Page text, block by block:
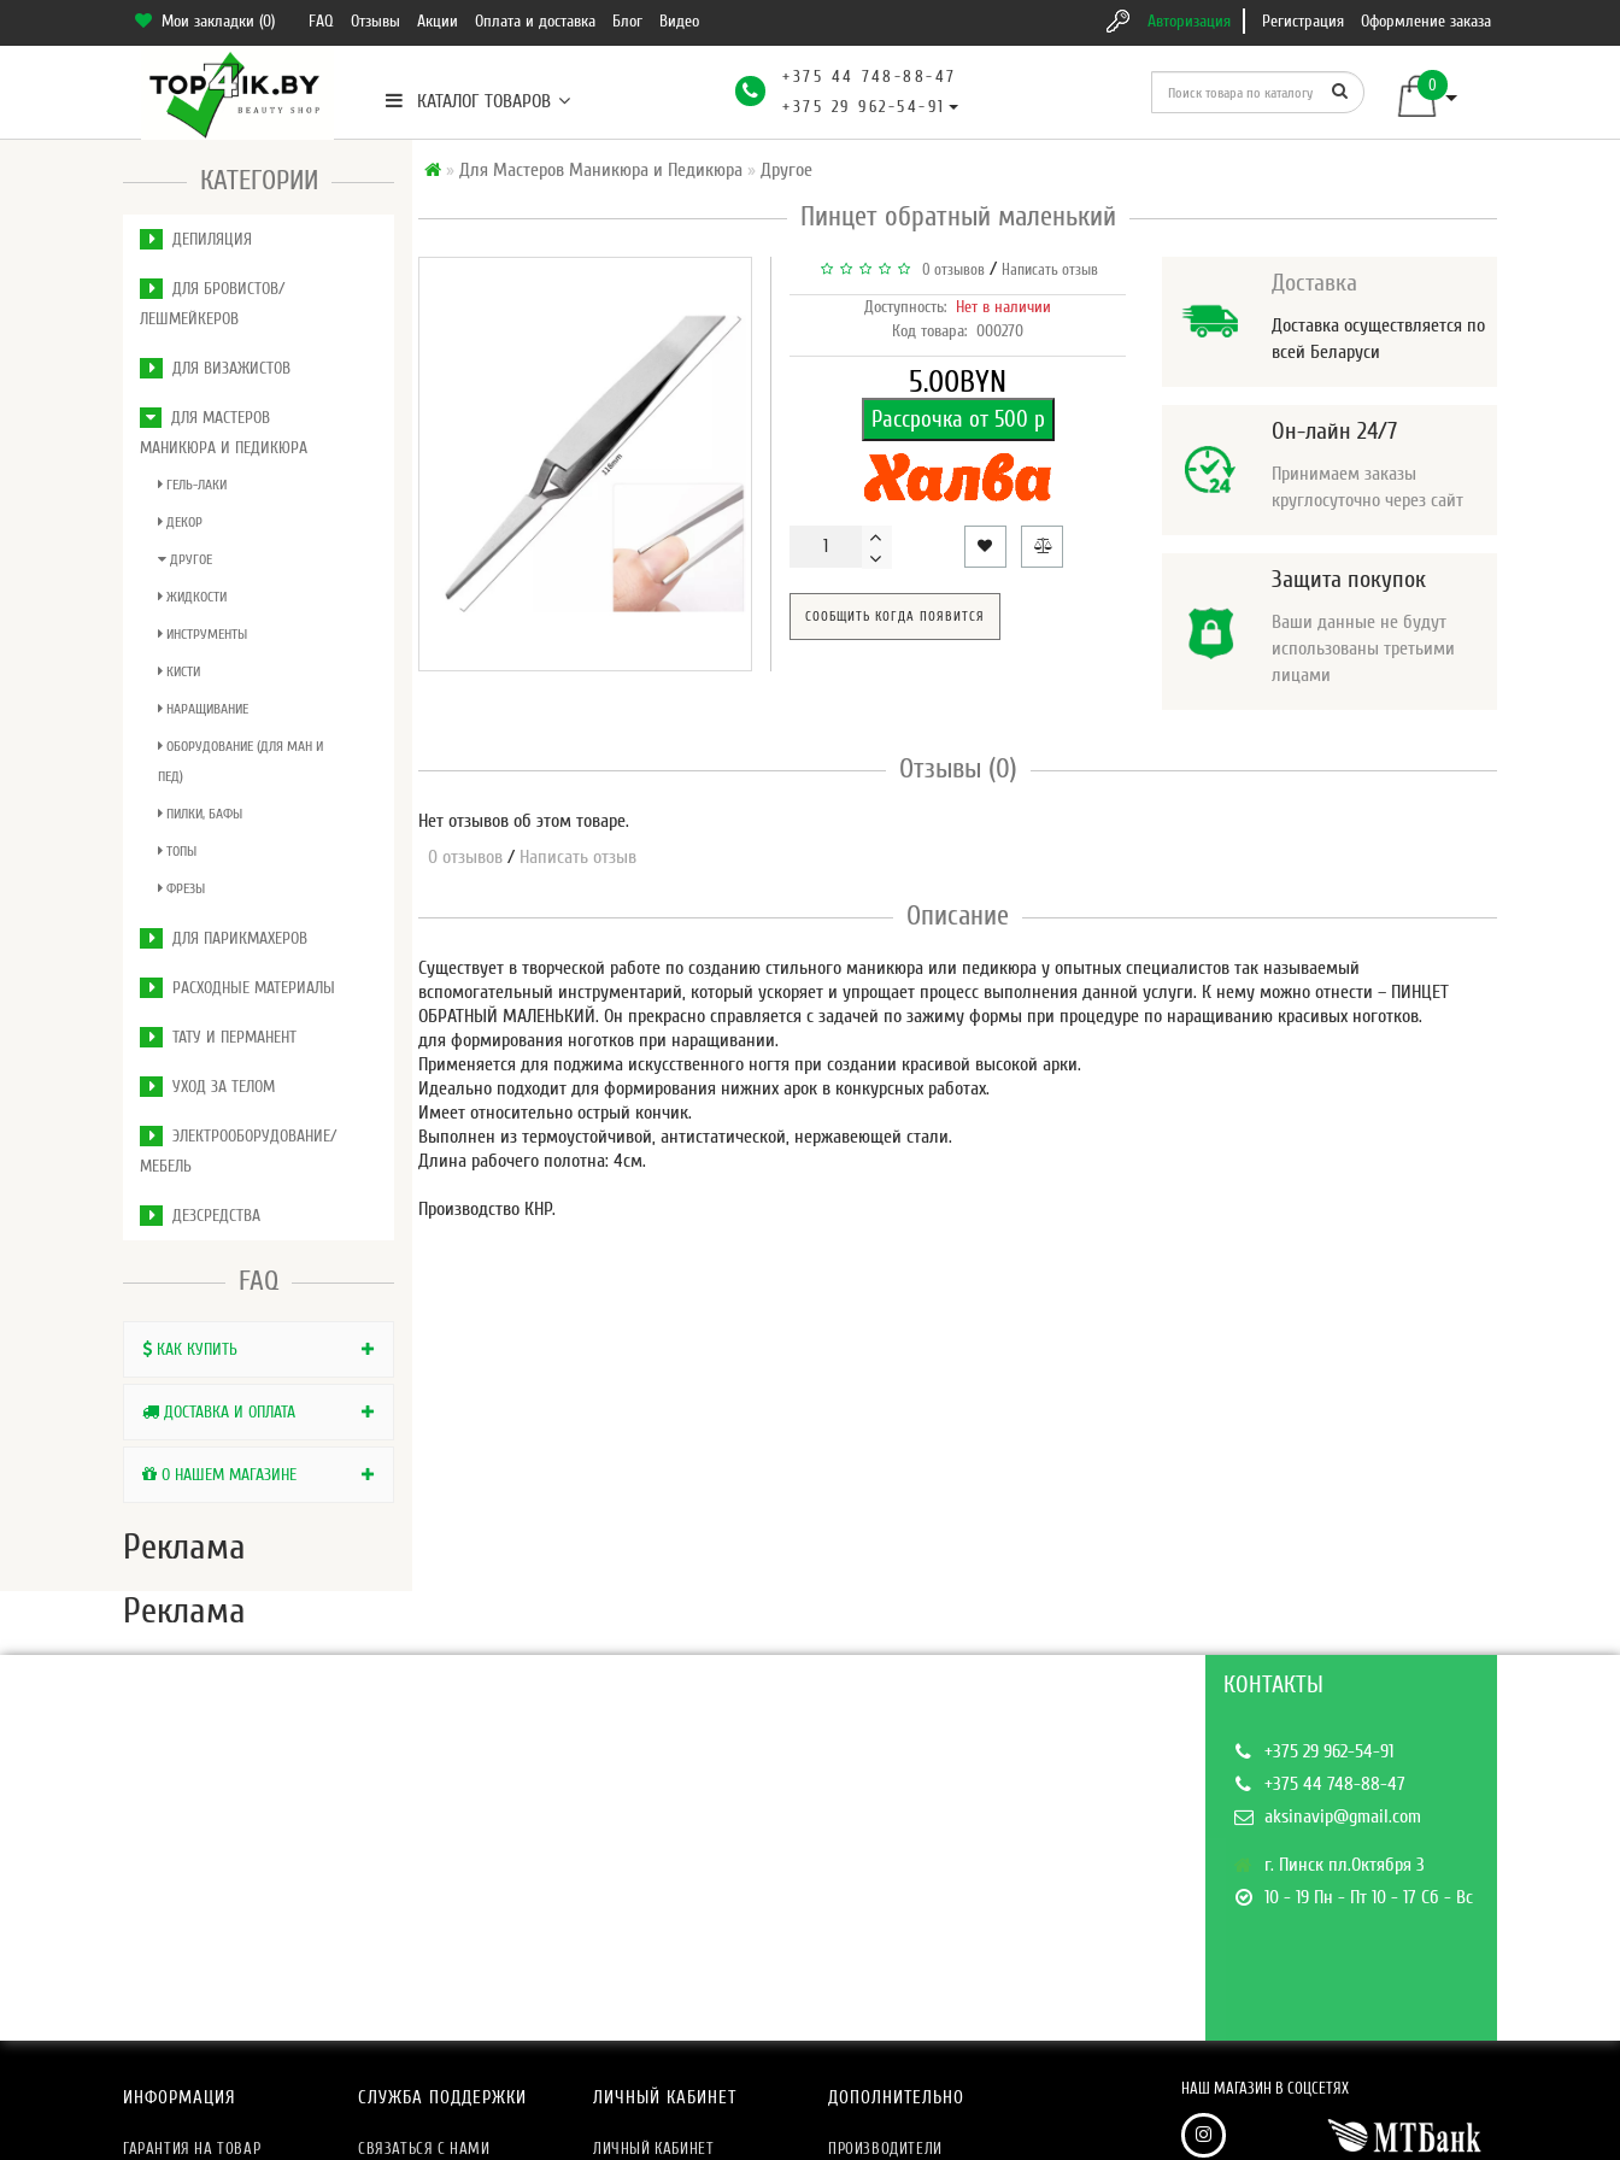
Мои закладки (0) FAQ Отзывы Акции Оплата и доставка Блог Видео Авторизация Регистрация Оформление заказа
КАТАЛОГ ТОВАРОВ
+375 44 748-88-47
+375 29 962-54-91
0
КАТЕГОРИИ
ДЕПИЛЯЦИЯ
ДЛЯ БРОВИСТОВ/
ЛЕШМЕЙКЕРОВ
ДЛЯ ВИЗАЖИСТОВ
ДЛЯ МАСТЕРОВ
МАНИКЮРА И ПЕДИКЮРА
ГЕЛЬ-ЛАКИ
ДЕКОР
ДРУГОЕ
ЖИДКОСТИ
ИНСТРУМЕНТЫ
КИСТИ
НАРАЩИВАНИЕ
ОБОРУДОВАНИЕ (ДЛЯ МАН И
ПЕД)
ПИЛКИ, БАФЫ
ТОПЫ
ФРЕЗЫ
ДЛЯ ПАРИКМАХЕРОВ
РАСХОДНЫЕ МАТЕРИАЛЫ
ТАТУ И ПЕРМАНЕНТ
УХОД ЗА ТЕЛОМ
ЭЛЕКТРООБОРУДОВАНИЕ/
МЕБЕЛЬ
ДЕЗСРЕДСТВА
FAQ
КАК КУПИТЬ
ДОСТАВКА И ОПЛАТА
О НАШЕМ МАГАЗИНЕ
Реклама
Для Мастеров Маникюра и Педикюра Другое
Пинцет обратный маленький
0 отзывов / Написать отзыв
Доступность: Нет в наличии
Код товара: 000270
5.00BYN
Рассрочка от 500 р
СООБЩИТЬ КОГДА ПОЯВИТСЯ
Доставка
Доставка осуществляется по
всей Беларуси
Он-лайн 24/7
Принимаем заказы
круглосуточно через сайт
Защита покупок
Ваши данные не будут
использованы третьими
лицами
Отзывы (0)
Нет отзывов об этом товаре.
0 отзывов / Написать отзыв
Описание
Существует в творческой работе по созданию стильного маникюра или педикюра у опытных специалистов так называемый
вспомогательный инструментарий, который ускоряет и упрощает процесс выполнения данной услуги. К нему можно отнести – ПИНЦЕТ
ОБРАТНЫЙ МАЛЕНЬКИЙ. Он прекрасно справляется с задачей по зажиму формы при процедуре по наращиванию красивых ноготков.
для формирования ноготков при наращивании.
Применяется для поджима искусственного ногтя при создании красивой высокой арки.
Идеально подходит для формирования нижних арок в конкурсных работах.
Имеет относительно острый кончик.
Выполнен из термоустойчивой, антистатической, нержавеющей стали.
Длина рабочего полотна: 4см.
Производство КНР.
Реклама
КОНТАКТЫ
+375 29 962-54-91
+375 44 748-88-47
aksinavip@gmail.com
г. Пинск пл.Октября 3
10 - 19 Пн - Пт 10 - 17 Сб - Вс
ИНФОРМАЦИЯ
ГАРАНТИЯ НА ТОВАР
СЛУЖБА ПОДДЕРЖКИ
СВЯЗАТЬСЯ С НАМИ
ЛИЧНЫЙ КАБИНЕТ
ЛИЧНЫЙ КАБИНЕТ
ДОПОЛНИТЕЛЬНО
ПРОИЗВОДИТЕЛИ
НАШ МАГАЗИН В СОЦСЕТЯХ